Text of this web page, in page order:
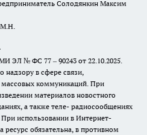
Солодянкин Максим
М.Н.
ЭЛ № ФС 77 – 90243 от 22.10.2025.
надзору в сфере связи,
коммуникаций. При
материалов новостного
а также теле- радиосообщениях
При использовании в Интернет-
ресурс обязательна, в противном